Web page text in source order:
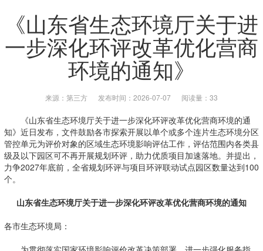
《山东省生态环境厅关于进
一步深化环评改革优化营商
环境的通知》
来源：第三方 发布时间：2026-07-07 阅读量：33
《山东省生态环境厅关于进一步深化环评改革优化营商环境的通
知》近日发布，文件鼓励各市探索开展以单个或多个连片生态环境分区
管控单元为评价对象的区域生态环境影响评估工作，评估范围内各类县
级及以下园区可不再开展规划环评，助力优质项目加速落地。并提出，
力争2027年底前，全省规划环评与项目环评联动试点园区数量达到100
个。
山东省生态环境厅关于进一步深化环评改革优化营商环境的通知
各市生态环境局：